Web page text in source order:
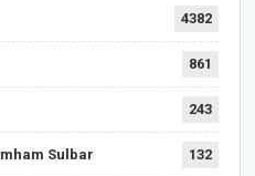
4382
861
243
Sulbar 132